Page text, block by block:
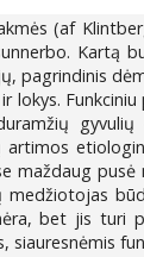
(af
Kartą
pagrindinis
gyvulių
maždaug
bet jis turi